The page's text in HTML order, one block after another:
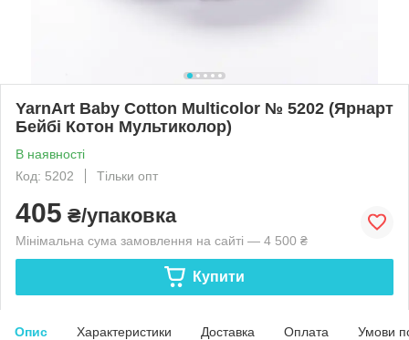
YarnArt Baby Cotton Multicolor № 5202 (Ярнарт
Бейбі Котон Мультиколор)
В наявності
Код: 5202
Тільки опт
405 ₴/упаковка
Мінімальна сума замовлення на сайті — 4 500 ₴
Купити
Опис Характеристики Доставка Оплата Умови